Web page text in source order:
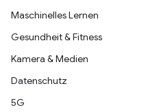
Maschinelles Lernen
Gesundheit & Fitness
Kamera & Medien
Datenschutz
5G